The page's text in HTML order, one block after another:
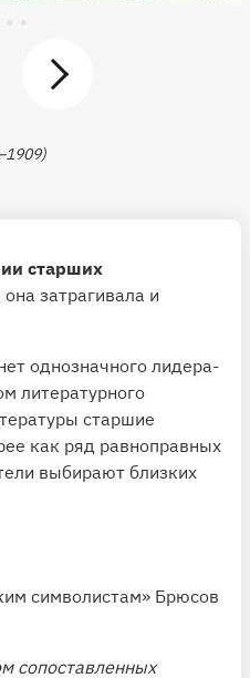
старших
затрагивала и
однозначного лидера-
литературного
старшие
как ряд равноправных
выбирают близких
символистам» Брюсов
сопоставленных